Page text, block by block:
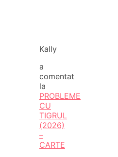
Kally
a
comentat
la
PROBLEME
CU
TIGRUL
(2026)
–
CARTE